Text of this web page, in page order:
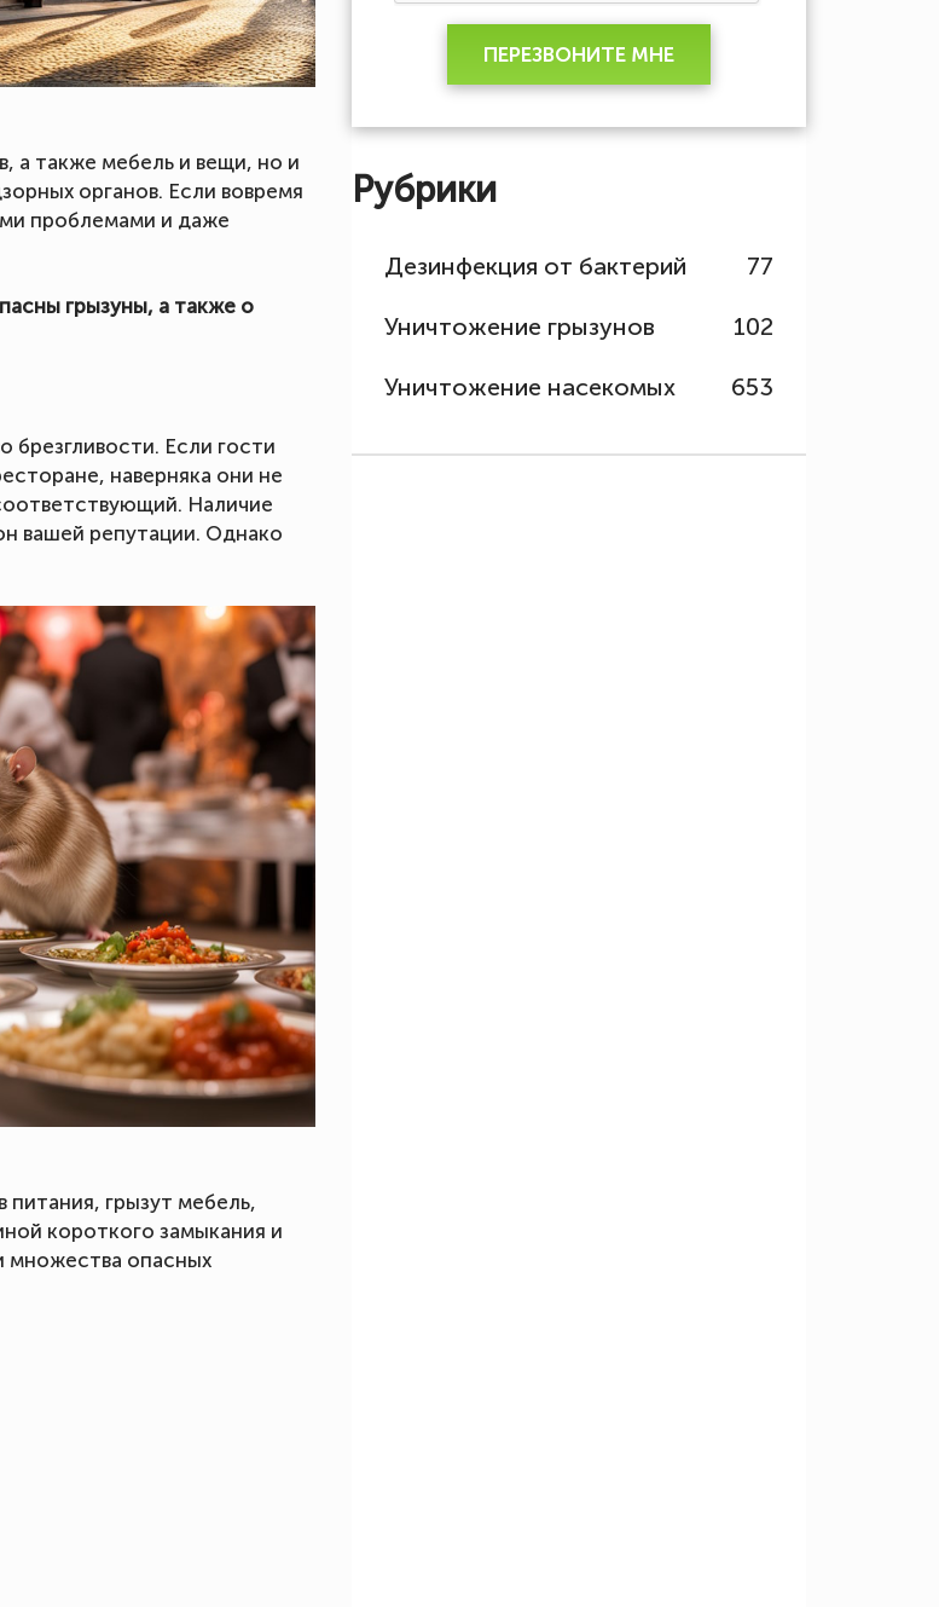
а также мебель и вещи, но и
органов. Если вовремя
проблемами и даже
грызуны, а также о
брезгливости. Если гости
наверняка они не
Наличие
вашей репутации. Однако
грызут мебель,
короткого замыкания и
множества опасных
ПЕРЕЗВОНИТЕ МНЕ
Рубрики
Дезинфекция от бактерий 77
Уничтожение грызунов 102
Уничтожение насекомых 653